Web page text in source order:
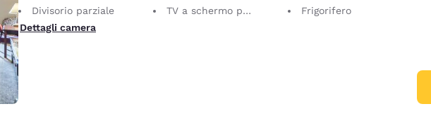
Divisorio parziale
TV a schermo piatto
Frigorifero
Dettagli camera